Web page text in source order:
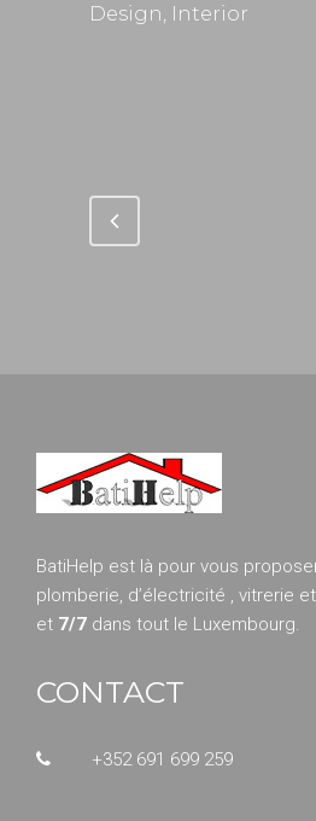
Design, Interior
BatiHelp est là pour vous
plomberie, d’électricité , vitrerie
et 7/7 dans tout le Luxembourg.
CONTACT
+352 691 699 259